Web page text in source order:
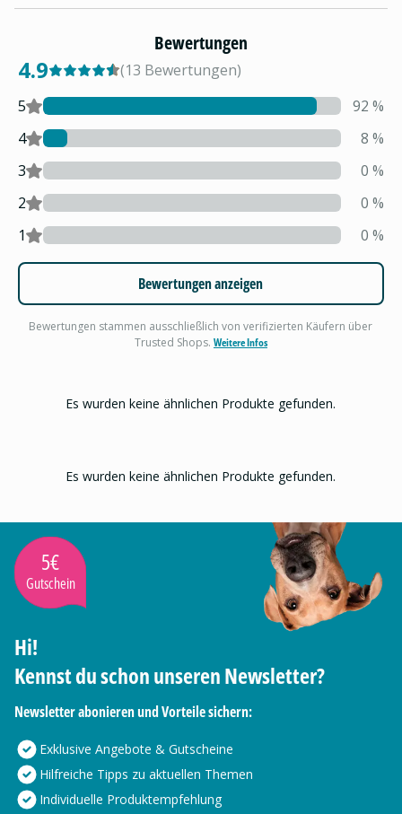
Bewertungen
4.9 (13 Bewertungen)
5
92 %
4
8 %
3
0 %
2
0 %
1
0 %
Bewertungen anzeigen
Bewertungen stammen ausschließlich von verifizierten Käufern über
Trusted Shops. Weitere Infos
Es wurden keine ähnlichen Produkte gefunden.
Es wurden keine ähnlichen Produkte gefunden.
5€
Gutschein
Hi!
Kennst du schon unseren Newsletter?
Newsletter abonieren und Vorteile sichern:
Exklusive Angebote & Gutscheine
Hilfreiche Tipps zu aktuellen Themen
Individuelle Produktempfehlung